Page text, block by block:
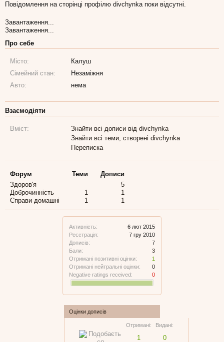
Активність:
6 лют 2015
Реєстрація:
7 гру 2010
Дописів:
7
Бали:
3
Отримані позитивні оцінки:
1
Отримані нейтральні оцінки:
0
Negative ratings received:
0
Оцінки дописів
Отримані: Видані:
1 0
Повідомлення на сторінці профілю divchynka поки відсутні.
Завантаження...
Завантаження...
Про себе
Місто:
Калуш
Сімейний стан:
Незаміжня
Авто:
нема
Взаємодіяти
Вміст:
Знайти всі дописи від divchynka
Знайти всі теми, створені divchynka
Переписка
Форум Теми
Дописи
Здоров'я
5
Доброчинність
1
1
Справи домашні
1 1